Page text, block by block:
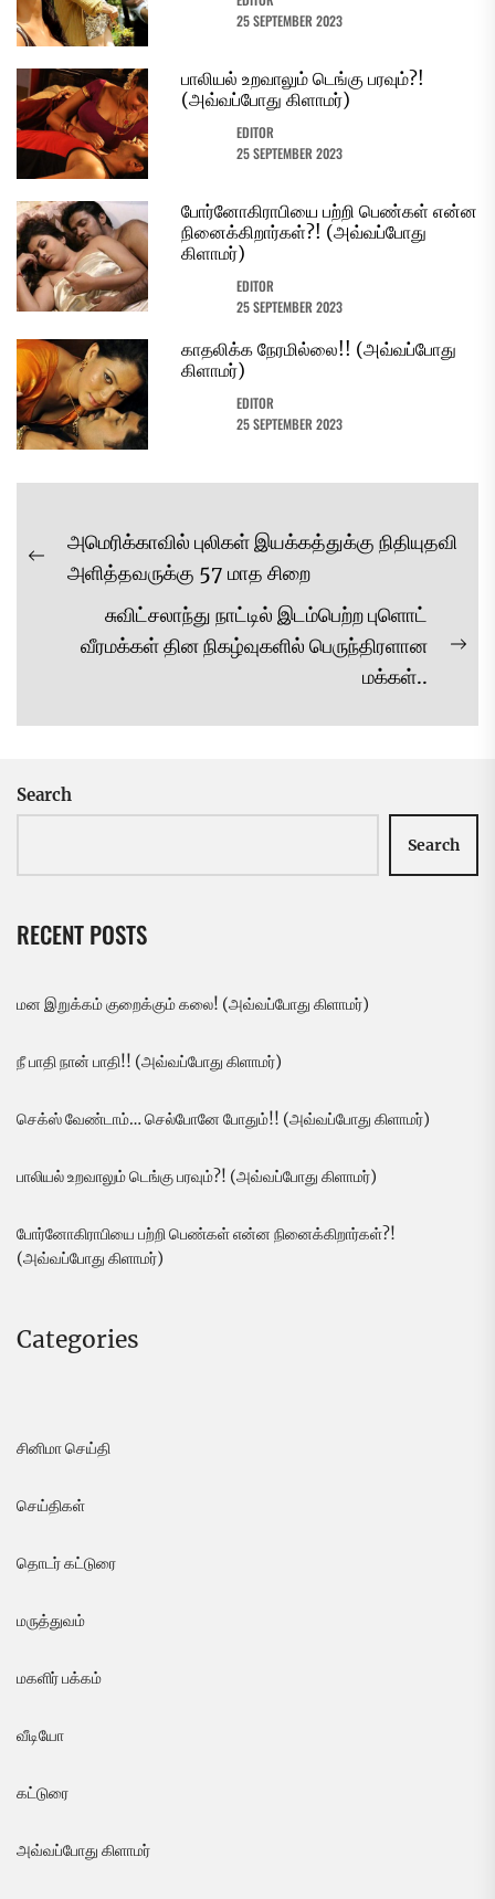
25 SEPTEMBER 2023
பாலியல் உறவாலும் டெங்கு பரவும்?!
(அவ்வப்போது கிளாமர்)
EDITOR
25 SEPTEMBER 2023
போர்னோகிராபியை பற்றி பெண்கள் என்ன
நினைக்கிறார்கள்?! (அவ்வப்போது
கிளாமர்)
EDITOR
25 SEPTEMBER 2023
காதலிக்க நேரமில்லை!! (அவ்வப்போது
கிளாமர்)
EDITOR
25 SEPTEMBER 2023
Post
navigation
Previous
அமெரிக்காவில் புலிகள் இயக்கத்துக்கு நிதியுதவி
அளித்தவருக்கு 57 மாத சிறை
சுவிட்சலாந்து நாட்டில் இடம்பெற்ற புளொட்
வீரமக்கள் தின நிகழ்வுகளில் பெருந்திரளான
மக்கள்..
Search
Search
RECENT POSTS
மன இறுக்கம் குறைக்கும் கலை! (அவ்வப்போது கிளாமர்)
நீ பாதி நான் பாதி!! (அவ்வப்போது கிளாமர்)
செக்ஸ் வேண்டாம்… செல்போனே போதும்!! (அவ்வப்போது கிளாமர்)
பாலியல் உறவாலும் டெங்கு பரவும்?! (அவ்வப்போது கிளாமர்)
போர்னோகிராபியை பற்றி பெண்கள் என்ன நினைக்கிறார்கள்?!
(அவ்வப்போது கிளாமர்)
Categories
சினிமா செய்தி
செய்திகள்
தொடர் கட்டுரை
மருத்துவம்
மகளிர் பக்கம்
வீடியோ
கட்டுரை
அவ்வப்போது கிளாமர்